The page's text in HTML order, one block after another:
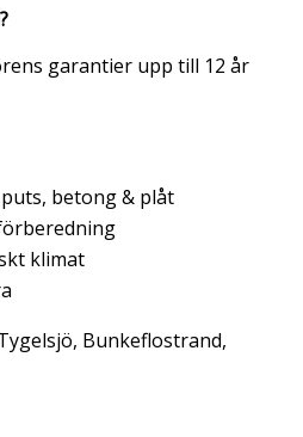
garantier upp till 12 år
betong & plåt
klimat
Bunkeflostrand,